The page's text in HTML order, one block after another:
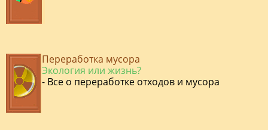
Переработка мусора
Экология или жизнь?
- Все о переработке отходов и мусора